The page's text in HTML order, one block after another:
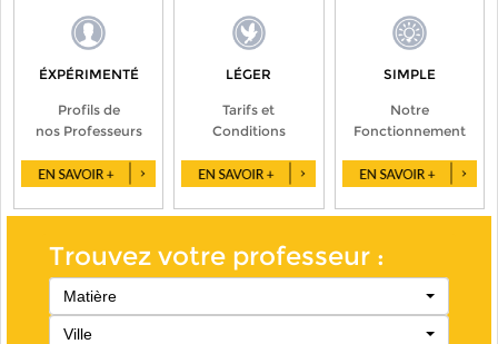
ÉXPÉRIMENTÉ
Profils de
nos Professeurs
LÉGER
Tarifs et
Conditions
SIMPLE
Notre
Fonctionnement
Trouvez votre professeur :
Matière
Ville